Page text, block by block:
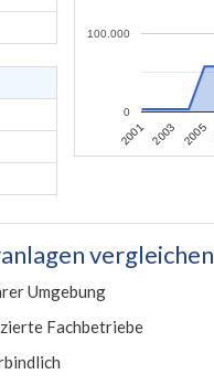
2001 2003 2005
0
100.000
vergleichen
Umgebung
Fachbetriebe